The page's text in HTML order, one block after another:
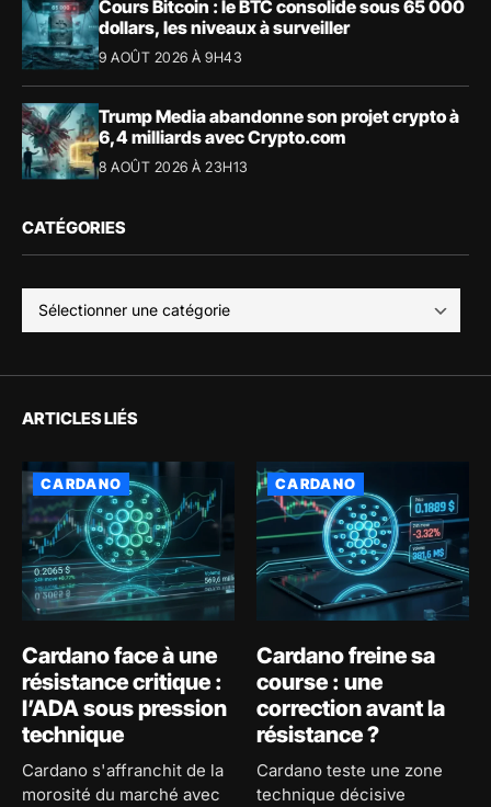
Cours Bitcoin : le BTC consolide sous 65 000
dollars, les niveaux à surveiller
9 AOÛT 2026 À 9H43
Trump Media abandonne son projet crypto à
6,4 milliards avec Crypto.com
8 AOÛT 2026 À 23H13
CATÉGORIES
ARTICLES LIÉS
CARDANO
Cardano face à une
résistance critique :
l’ADA sous pression
technique
Cardano s'affranchit de la
morosité du marché avec
CARDANO
Cardano freine sa
course : une
correction avant la
résistance ?
Cardano teste une zone
technique décisive